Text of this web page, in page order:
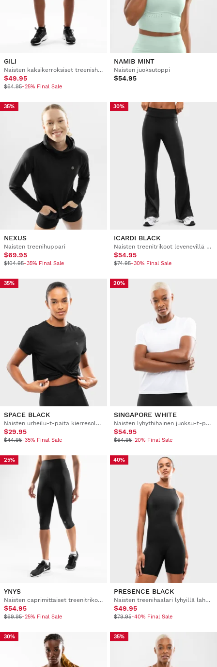
GILI
Naisten kaksikerroksiset treenishortsit
$49.95
$64.95-25% Final Sale
NAMIB MINT
Naisten juoksutoppi
$54.95
35%
NEXUS
Naisten treenihuppari
$69.95
$104.95-35% Final Sale
30%
ICARDI BLACK
Naisten treenitrikoot levenevillä lahkeilla
$54.95
$74.95-30% Final Sale
35%
SPACE BLACK
Naisten urheilu-t-paita kierresolmulla
$29.95
$44.95-35% Final Sale
20%
SINGAPORE WHITE
Naisten lyhythihainen juoksu-t-paita
$54.95
$64.95-20% Final Sale
25%
YNYS
Naisten caprimittaiset treenitrikoot
$54.95
$69.95-25% Final Sale
40%
PRESENCE BLACK
Naisten treenihaalari lyhyillä lahkeilla
$49.95
$79.95-40% Final Sale
30% 35%